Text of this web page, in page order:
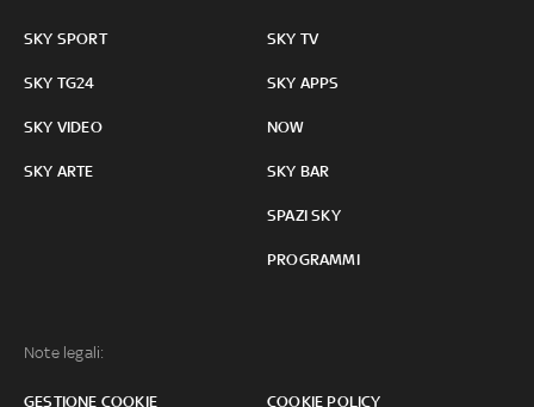
SKY SPORT
SKY TG24
SKY VIDEO
SKY ARTE
SKY TV
SKY APPS
NOW
SKY BAR
SPAZI SKY
PROGRAMMI
Note legali:
GESTIONE COOKIE COOKIE POLICY